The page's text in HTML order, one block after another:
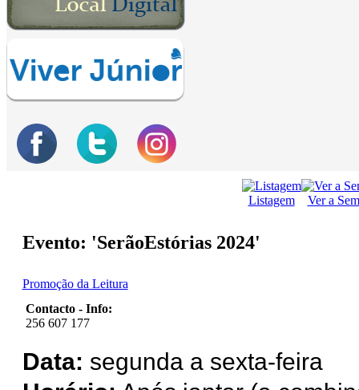
Listagem Ver a
Evento: 'SerãoEstórias 2024'
Promoção da Leitura
Contacto - Info:
256 607 177
Data: segunda a sexta-feira